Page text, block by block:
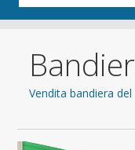
Vendita bandiera